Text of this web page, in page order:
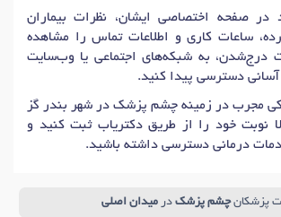
در صفحه اختصاصی ایشان، نظرات بیماران
ساعات کاری و اطلاعات تماس را مشاهده
درج‌شدن، به شبکه‌های اجتماعی یا وب‌سایت
دسترسی پیدا کنید.
مجرب در زمینه چشم پزشک در شهر بندر گز
نوبت خود را از طریق دکتریاب ثبت کنید و
درمانی دسترسی داشته باشید.
پزشکانچشم پزشک در میدان اصلی